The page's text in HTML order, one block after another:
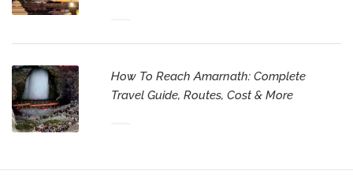
How To Reach Amarnath: Complete
Travel Guide, Routes, Cost & More